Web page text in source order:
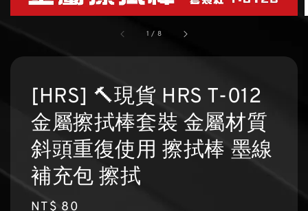
1 / 8
[HRS] 🔨現貨 HRS T-012
金屬擦拭棒套裝 金屬材質
斜頭重復使用 擦拭棒 墨線
補充包 擦拭
Regular
NT$ 80